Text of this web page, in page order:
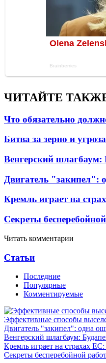
ЧИТАЙТЕ
Что обязательно
Битва за зерно и
Венгерский шлагбаум:
Двигатель "закипел":
Кремль играет на
Секреты
Читать комментарии
Статьи
Последние
Популярные
Комментируемые
Эффективные способы
Двигатель "закипел": одна
Венгерский шлагбаум:
Кремль играет на страхах
Секреты бесперебойной